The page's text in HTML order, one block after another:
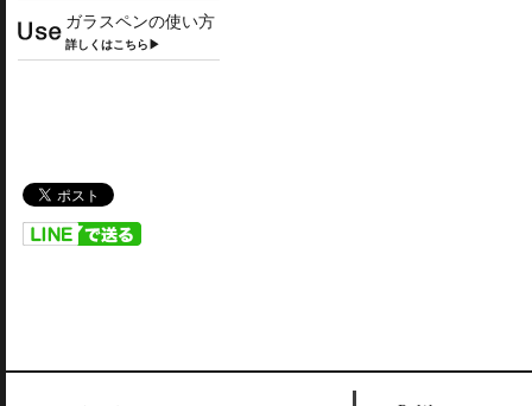
ガラスペンの使い方
詳しくはこちら▶